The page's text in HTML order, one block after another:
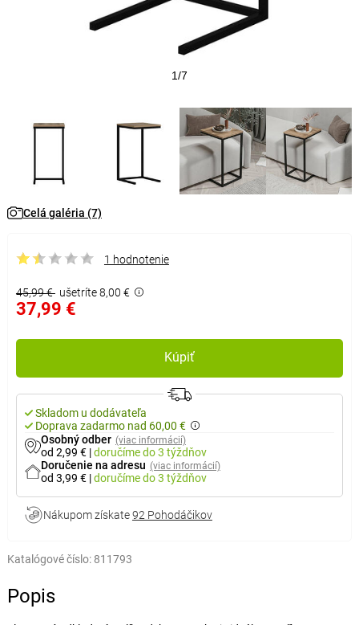
1/7
Celá galéria (7)
1 hodnotenie
45,99 € ušetríte 8,00 €
37,99 €
Kúpiť
Skladom u dodávateľa
Doprava zadarmo nad 60,00 €
Osobný odber (viac informácií)
od 2,99 € |doručímedo 3 týždňov
Doručenie na adresu (viac informácií)
od 3,99 € |doručímedo 3 týždňov
Nákupom získate92 Pohodáčikov
Katalógové číslo: 811793
Popis